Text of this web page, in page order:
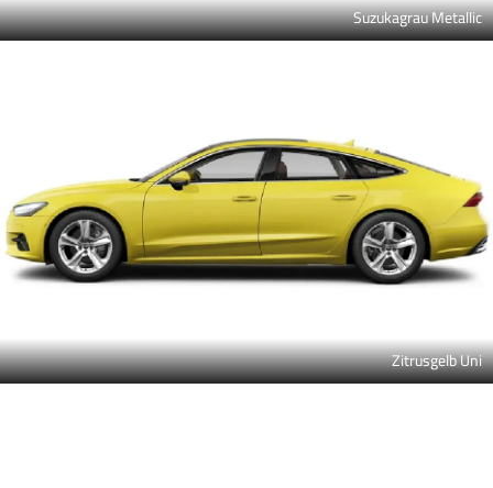
Suzukagrau Metallic
Zitrusgelb Uni